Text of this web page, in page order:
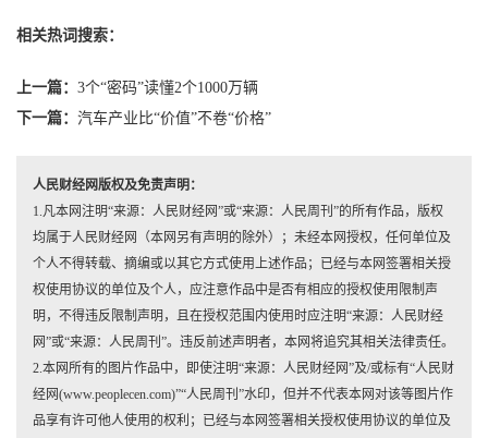
相关热词搜索：
上一篇： 3个“密码”读懂2个1000万辆
下一篇： 汽车产业比“价值”不卷“价格”
人民财经网版权及免责声明：
1.凡本网注明“来源：人民财经网”或“来源：人民周刊”的所有作品，版权
均属于人民财经网（本网另有声明的除外）；未经本网授权，任何单位及
个人不得转载、摘编或以其它方式使用上述作品；已经与本网签署相关授
权使用协议的单位及个人，应注意作品中是否有相应的授权使用限制声
明，不得违反限制声明，且在授权范围内使用时应注明“来源：人民财经
网”或“来源：人民周刊”。违反前述声明者，本网将追究其相关法律责任。
2.本网所有的图片作品中，即使注明“来源：人民财经网”及/或标有“人民财
经网(www.peoplecen.com)”“人民周刊”水印，但并不代表本网对该等图片作
品享有许可他人使用的权利；已经与本网签署相关授权使用协议的单位及